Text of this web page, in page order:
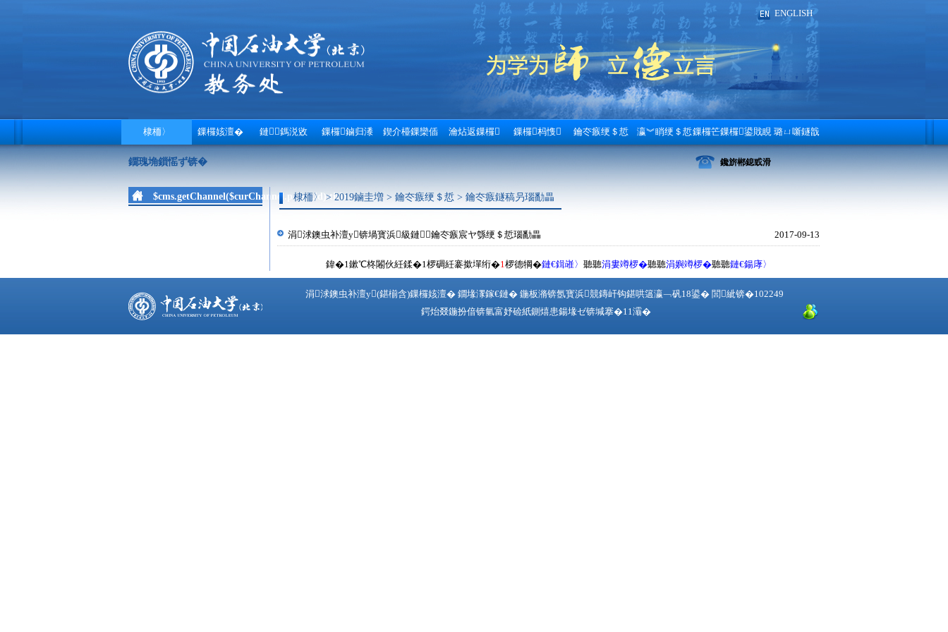
ENGLISH
棣栭〉 鏁欏姟澶� 鏈鎷涚敓 鏁欏鏀归潻 鍥介檯鏁欒偛 瀹炶返鏁欏 鏁欏杩愯 鑰冭瘯绠＄悊 瀛︾睄绠＄悊鏁欏笀鏁欏鍙戝睍 璐ㄩ噺鐩戠
潱涓庤瘎浼�
鐗瑰埆鎻愮ず锛� 鑱旂郴鎴戜滑
$cms.getChannel($curChannel.paren.id).title棣栭〉 > 2019鏀圭増 > 鑰冭瘯绠＄悊 > 鑰冭瘯鐩稿叧瑙勫畾
2017-09-13
涓浗鐭虫补澶у锛堝寳浜級鏈鑰冭瘯宸ヤ綔绠＄悊瑙勫畾
鍏�1鏉℃柊闂伙紝鍒�1椤碉紝褰撳墠绗�1椤德犅�鏈€鍓嶉〉 聽聽涓婁竴椤�聽聽涓嬩竴椤�聽聽鏈€鍚庨〉
涓浗鐭虫补澶у(鍖椾含)鏁欏姟澶� 鐗堟潈鎵€鏈� 鍦板潃锛氬寳浜競鏄屽钩鍖哄簻瀛﹁矾18鍙� 閭紪锛�102249
鍔炲叕鍦扮偣锛氫富妤硷紙鍘熺患鍚堟ゼ锛堿搴�11灞�